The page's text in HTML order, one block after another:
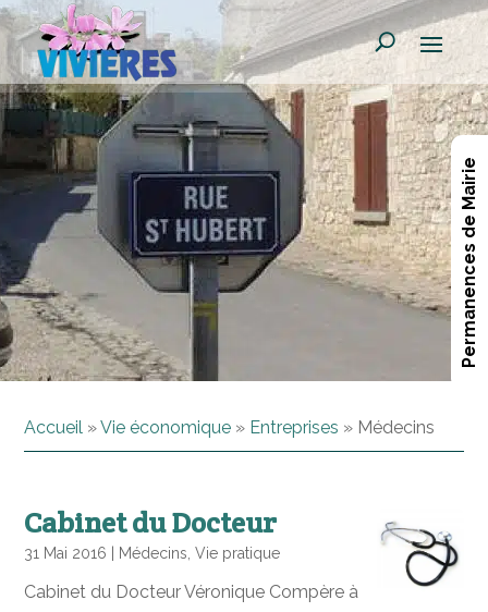
Permanences de Mairie
Accueil »Vie économique » Entreprises » Médecins
Cabinet du Docteur
31 Mai 2016 Médecins ,Vie pratique
Cabinet du Docteur Véronique Compère à